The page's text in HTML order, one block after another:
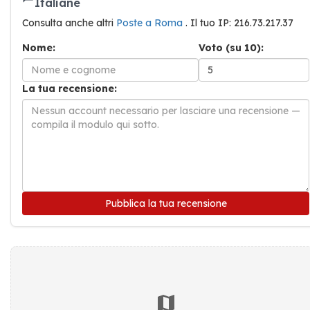
Italiane
Consulta anche altri Poste a Roma . Il tuo IP: 216.73.217.37
Nome:
Voto (su 10):
La tua recensione:
Pubblica la tua recensione